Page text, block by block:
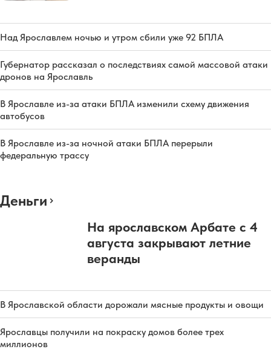
Над Ярославлем ночью и утром сбили уже 92 БПЛА
Губернатор рассказал о последствиях самой массовой атаки
дронов на Ярославль
В Ярославле из-за атаки БПЛА изменили схему движения
автобусов
В Ярославле из-за ночной атаки БПЛА перерыли
федеральную трассу
Деньги
На ярославском Арбате с 4
августа закрывают летние
веранды
В Ярославской области дорожали мясные продукты и овощи
Ярославцы получили на покраску домов более трех
миллионов